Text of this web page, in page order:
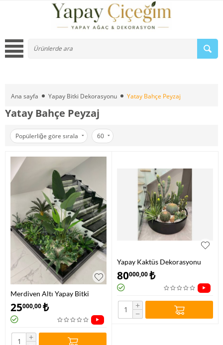
Ana sayfa Yapay Bitki Dekorasyonu Yatay Bahçe Peyzaj
Yatay Bahçe Peyzaj
Popülerliğe göre sırala 60
Merdiven Altı Yapay Bitki
Dekorasyonu
25000,00₺
+
Yapay Kaktüs Dekorasyonu
Fiber Saksılı
80000,00₺
+
−